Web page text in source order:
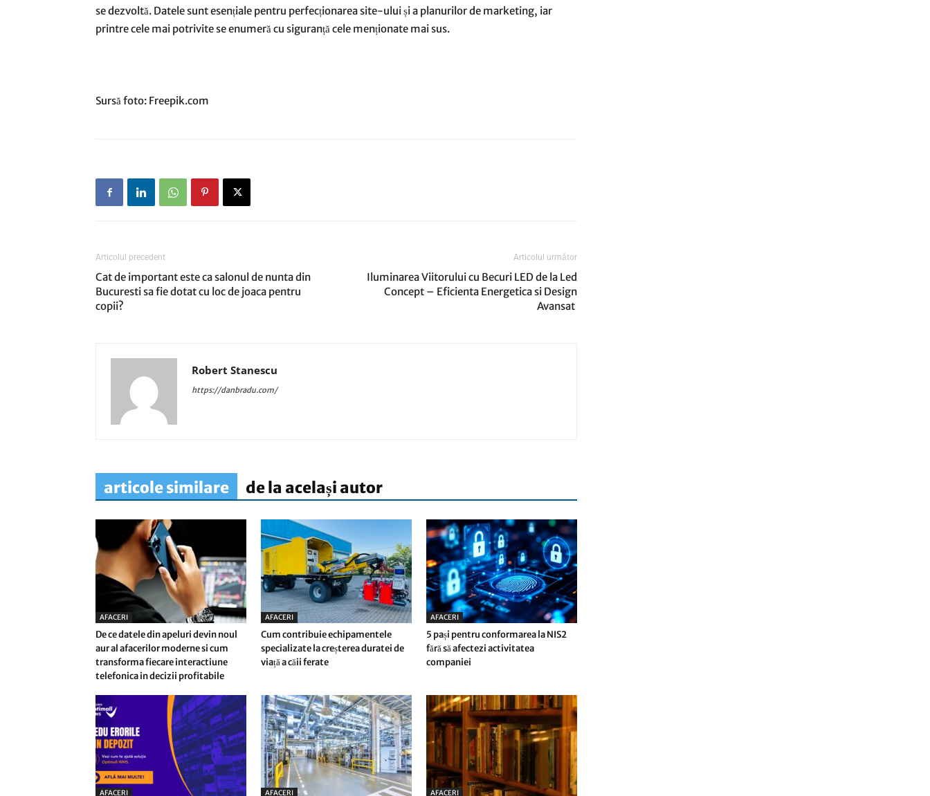
se dezvoltă. Datele sunt esențiale pentru perfecționarea site-ului și a planurilor de marketing, iar
printre cele mai potrivite se enumeră cu siguranță cele menționate mai sus.
Sursă foto: Freepik.com
Articolul precedent
Cat de important este ca salonul de nunta din
Bucuresti sa fie dotat cu loc de joaca pentru
copii?
Articolul următor
Iluminarea Viitorului cu Becuri LED de la Led
Concept – Eficienta Energetica si Design
Avansat
Robert Stanescu
https://danbradu.com/
articole similare de la același autor
AFACERI
De ce datele din apeluri devin noul
aur al afacerilor moderne si cum
transforma fiecare interactiune
telefonica in decizii profitabile
AFACERI
Cum contribuie echipamentele
specializate la creșterea duratei de
viață a căii ferate
AFACERI
5 pași pentru conformarea la NIS2
fără să afectezi activitatea
companiei
AFACERI AFACERI AFACERI